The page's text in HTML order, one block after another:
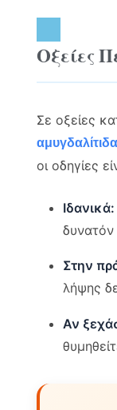
Οξείες
Σε οξείες
αμυγδαλίτιδα
οι οδηγίες
Ιδανικά:
δυνατόν
Στην
λήψης
Αν